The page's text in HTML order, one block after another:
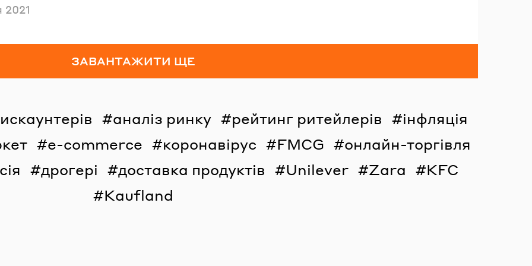
2021
ЗАВАНТАЖИТИ ЩЕ
аналіз ринку рейтинг ритейлерів
інфляція
e-commerce коронавірус FMCG
онлайн-торгівля
дрогері доставка продуктів Unilever Zara
KFC
Kaufland